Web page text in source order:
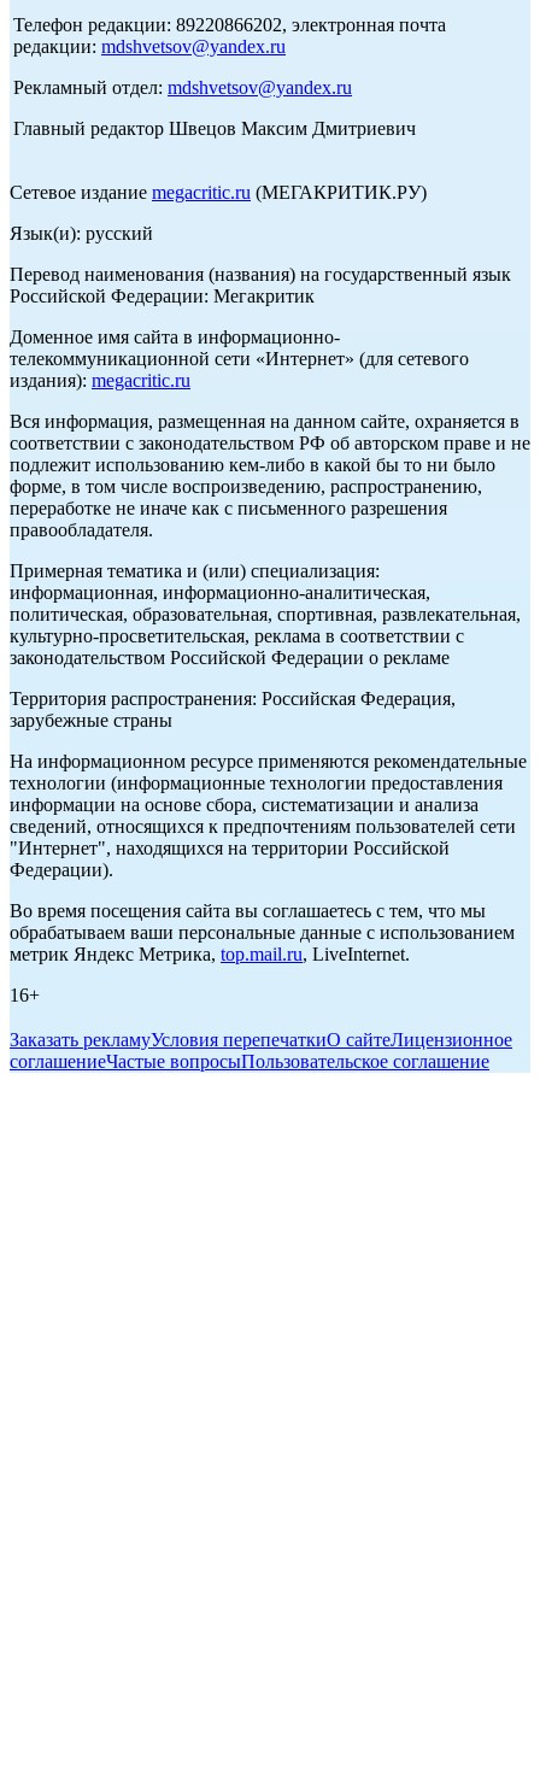
Телефон редакции: 89220866202, электронная почта
редакции: mdshvetsov@yandex.ru
Рекламный отдел: mdshvetsov@yandex.ru
Главный редактор Швецов Максим Дмитриевич
Сетевое издание megacritic.ru (МЕГАКРИТИК.РУ)
Язык(и): русский
Перевод наименования (названия) на государственный язык
Российской Федерации: Мегакритик
Доменное имя сайта в информационно-
телекоммуникационной сети «Интернет» (для сетевого
издания): megacritic.ru
Вся информация, размещенная на данном сайте, охраняется в
соответствии с законодательством РФ об авторском праве и не
подлежит использованию кем-либо в какой бы то ни было
форме, в том числе воспроизведению, распространению,
переработке не иначе как с письменного разрешения
правообладателя.
Примерная тематика и (или) специализация:
информационная, информационно-аналитическая,
политическая, образовательная, спортивная, развлекательная,
культурно-просветительская, реклама в соответствии с
законодательством Российской Федерации о рекламе
Территория распространения: Российская Федерация,
зарубежные страны
На информационном ресурсе применяются рекомендательные
технологии (информационные технологии предоставления
информации на основе сбора, систематизации и анализа
сведений, относящихся к предпочтениям пользователей сети
"Интернет", находящихся на территории Российской
Федерации).
Во время посещения сайта вы соглашаетесь с тем, что мы
обрабатываем ваши персональные данные с использованием
метрик Яндекс Метрика, top.mail.ru, LiveInternet.
16+
Заказать рекламуУсловия перепечаткиО сайтеЛицензионное
соглашениеЧастые вопросыПользовательское соглашение